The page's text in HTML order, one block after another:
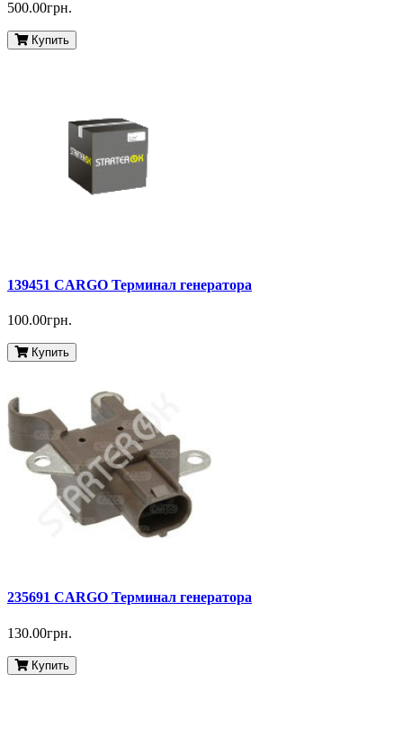
500.00грн.
Купить
139451 CARGO Терминал генератора
100.00грн.
Купить
235691 CARGO Терминал генератора
130.00грн.
Купить